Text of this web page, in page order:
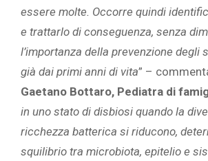
essere molte. Occorre quindi
e trattarlo di conseguenza, senza
l’importanza della prevenzione degli
già dai primi anni di vita” –
Gaetano Bottaro, Pediatra di
in uno stato di disbiosi quando la
ricchezza batterica si riducono,
squilibrio tra microbiota, epitelio e